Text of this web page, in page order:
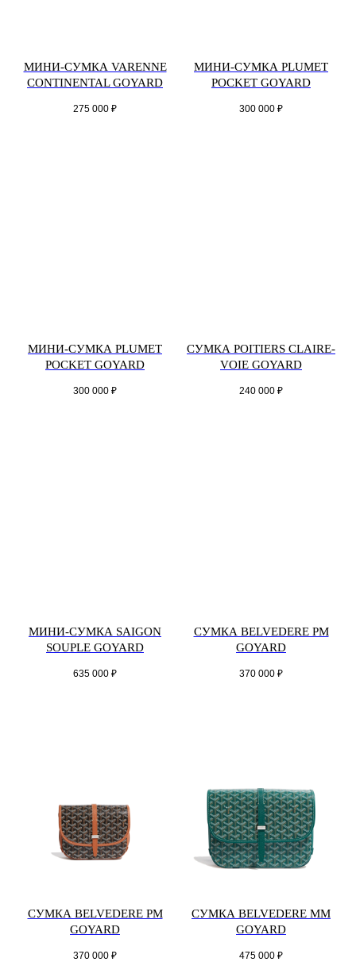
МИНИ-СУМКА VARENNE
CONTINENTAL GOYARD
275 000 ₽
МИНИ-СУМКА PLUMET
POCKET GOYARD
300 000 ₽
МИНИ-СУМКА PLUMET
POCKET GOYARD
300 000 ₽
СУМКА POITIERS CLAIRE-
VOIE GOYARD
240 000 ₽
МИНИ-СУМКА SAIGON
SOUPLE GOYARD
635 000 ₽
СУМКА BELVEDERE PM
GOYARD
370 000 ₽
СУМКА BELVEDERE PM
GOYARD
370 000 ₽
СУМКА BELVEDERE MM
GOYARD
475 000 ₽